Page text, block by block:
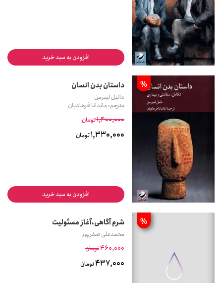
افزودن به سبد خرید
% داستان بدن انسان
دانیل لیبرمن
مترجم: ماندانا فرهادیان
1,400,000تومان
1,330,000تومان
افزودن به سبد خرید
% شرم آگاهی،آغاز مسئولیت
محمدعلی صفرپور
460,000تومان
437,000تومان